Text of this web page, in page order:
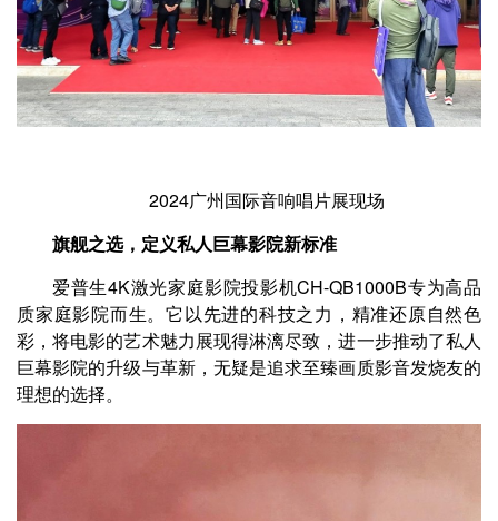
2024广州国际音响唱片展现场
旗舰之选，定义私人巨幕影院新标准
爱普生4K激光家庭影院投影机CH-QB1000B专为高品
质家庭影院而生。它以先进的科技之力，精准还原自然色
彩，将电影的艺术魅力展现得淋漓尽致，进一步推动了私人
巨幕影院的升级与革新，无疑是追求至臻画质影音发烧友的
理想的选择。